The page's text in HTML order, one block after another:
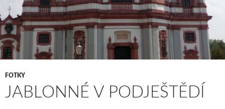
FOTKY
JABLONNÉ V PODJEŠTĚDÍ